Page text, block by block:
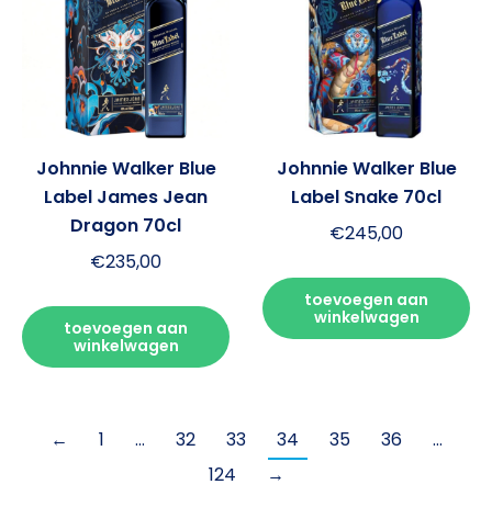
Johnnie Walker Blue
Label James Jean
Dragon 70cl
€235,00
toevoegen aan
winkelwagen
Johnnie Walker Blue
Label Snake 70cl
€245,00
toevoegen aan
winkelwagen
← 1 … 32 33 34 35 36
…
124
→